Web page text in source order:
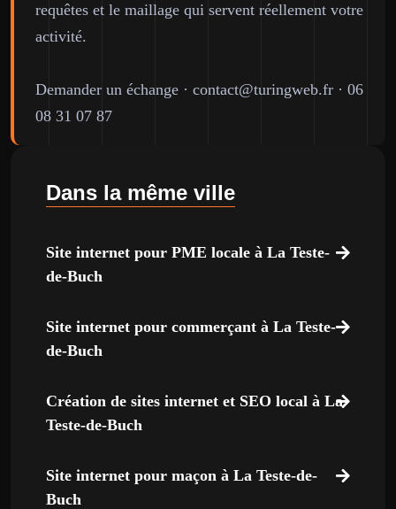
requêtes et le maillage qui servent réellement votre
activité.
Demander un échange · contact@turingweb.fr · 06
08 31 07 87
Dans la même ville
Site internet pour PME locale à La Teste-
de-Buch
Site internet pour commerçant à La Teste-
de-Buch
Création de sites internet et SEO local à La
Teste-de-Buch
Site internet pour maçon à La Teste-de-
Buch